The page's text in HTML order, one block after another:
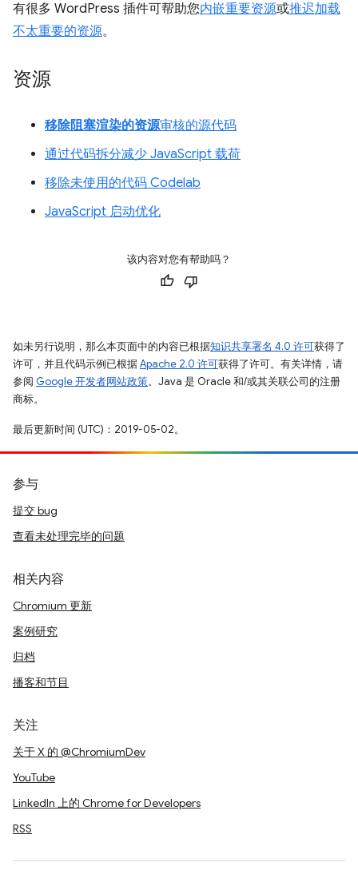
有很多 WordPress 插件可帮助您内嵌重要资源或推迟加载
不太重要的资源。
资源
移除阻塞渲染的资源审核的源代码
通过代码拆分减少 JavaScript 载荷
移除未使用的代码 Codelab
JavaScript 启动优化
该内容对您有帮助吗？
如未另行说明，那么本页面中的内容已根据知识共享署名 4.0 许可获得了
许可，并且代码示例已根据Apache 2.0 许可获得了许可。有关详情，请
参阅 Google 开发者网站政策。Java 是 Oracle 和/或其关联公司的注册
商标。
最后更新时间 (UTC)：2019-05-02。
参与
提交 bug
查看未处理完毕的问题
相关内容
Chromium 更新
案例研究
归档
播客和节目
关注
关于 X 的 @ChromiumDev
YouTube
LinkedIn 上的 Chrome for Developers
RSS